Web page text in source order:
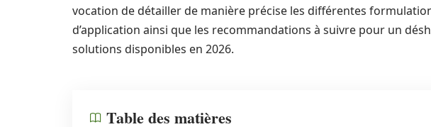
vocation de détailler de manière précise les différentes
d’application ainsi que les recommandations à suivre pour un
solutions disponibles en 2026.
Table des matières